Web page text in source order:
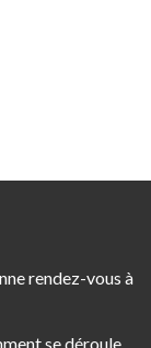
rendez-vous à
se déroule